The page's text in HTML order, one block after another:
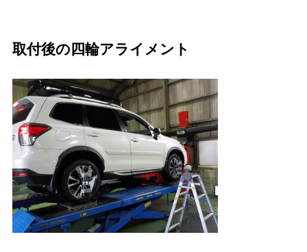
取付後の四輪アライメント